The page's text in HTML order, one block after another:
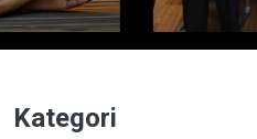
Kategori